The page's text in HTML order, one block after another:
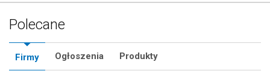
Polecane
Firmy Ogłoszenia Produkty